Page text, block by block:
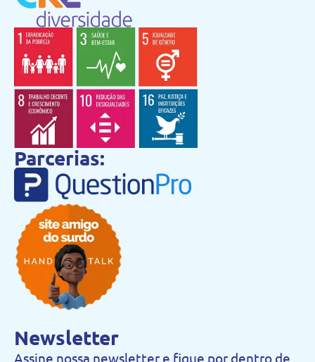
Parcerias:
Newsletter
Assine nossa newsletter e fique por dentro de